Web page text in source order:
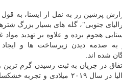
پرشین رز به نقل از ایسنا، به
جنوبی"، گله های بسیار بزرگ
هجوم برده و علاوه بر تهدید مواد
به صدمه دیدن زیرساخت ها و
شده اند.
در جریان به ثبت رسیدن گرم
استرالیا در سال ۲۰۱۹ میلادی